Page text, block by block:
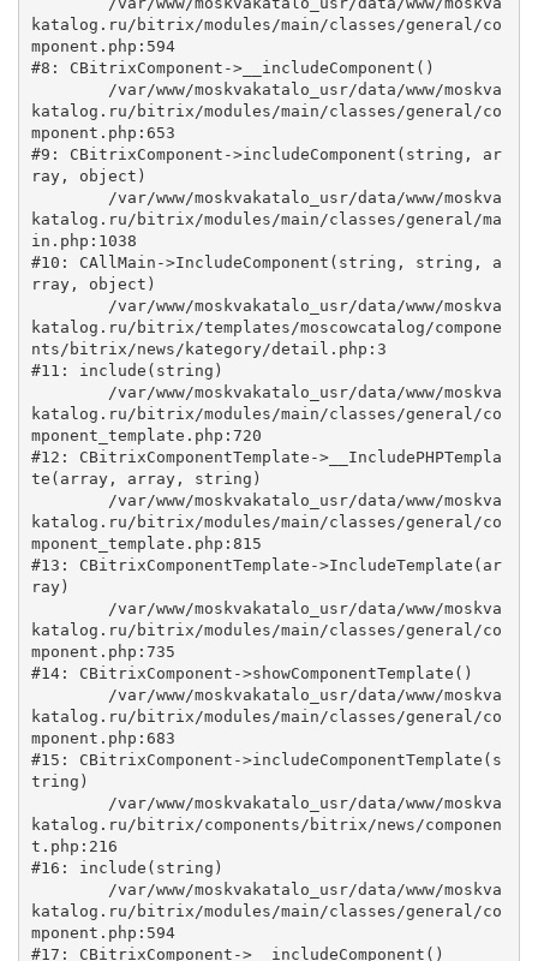
katalog.ru/bitrix/modules/main/classes/general/co
mponent.php:594
#8: CBitrixComponent->__includeComponent()
katalog.ru/bitrix/modules/main/classes/general/co
mponent.php:653
#9: CBitrixComponent->includeComponent(string, ar
ray, object)
katalog.ru/bitrix/modules/main/classes/general/ma
in.php:1038
#10: CAllMain->IncludeComponent(string, string, a
rray, object)
katalog.ru/bitrix/templates/moscowcatalog/compone
nts/bitrix/news/kategory/detail.php:3
#11: include(string)
katalog.ru/bitrix/modules/main/classes/general/co
mponent_template.php:720
#12: CBitrixComponentTemplate->__IncludePHPTempla
te(array, array, string)
katalog.ru/bitrix/modules/main/classes/general/co
mponent_template.php:815
#13: CBitrixComponentTemplate->IncludeTemplate(ar
ray)
katalog.ru/bitrix/modules/main/classes/general/co
mponent.php:735
#14: CBitrixComponent->showComponentTemplate()
katalog.ru/bitrix/modules/main/classes/general/co
mponent.php:683
#15: CBitrixComponent->includeComponentTemplate(s
tring)
katalog.ru/bitrix/components/bitrix/news/componen
t.php:216
#16: include(string)
katalog.ru/bitrix/modules/main/classes/general/co
mponent.php:594
#17: CBitrixComponent->__includeComponent()